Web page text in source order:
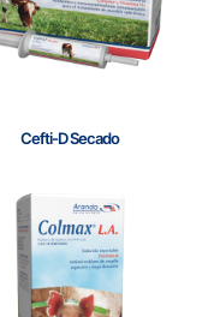
Cefti-D Secado